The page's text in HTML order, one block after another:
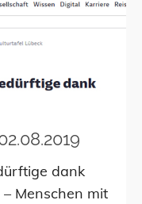
dank
Menschen mit